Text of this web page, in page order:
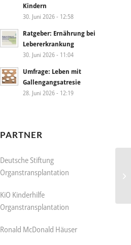
Kindern
30. Juni 2026 - 12:58
Ratgeber: Ernährung bei
Lebererkrankung
30. Juni 2026 - 11:04
Umfrage: Leben mit
Gallengangsatresie
28. Juni 2026 - 12:19
PARTNER
Deutsche Stiftung
Organstransplantation
KiO Kinderhilfe
Organstransplantation
Ronald McDonald Häuser